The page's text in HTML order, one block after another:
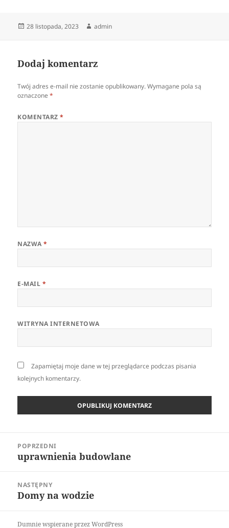
Data
28 listopada, 2023 Autor
admin
Dodaj komentarz
Twój adres e-mail nie zostanie opublikowany. Wymagane pola są
oznaczone*
KOMENTARZ*
NAZWA*
E-MAIL *
WITRYNA INTERNETOWA
Zapamiętaj moje dane w tej przeglądarce podczas pisania
kolejnych komentarzy.
wpisuPOPRZEDNI
Poprzedni
uprawnienia budowlane
NASTĘPNY
Następny
Domy na wodzie
Dumnie wspierane przez WordPress